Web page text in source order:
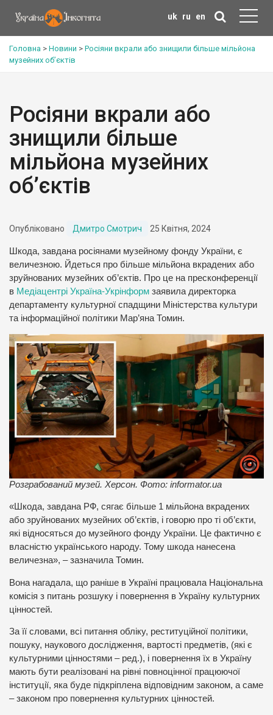
uk ru en
Головна > Новини > Росіяни вкрали або знищили більше мільйона
музейних об’єктів
Росіяни вкрали або
знищили більше
мільйона музейних
об’єктів
Опубліковано Дмитро Смотрич 25 Квітня, 2024
Шкода, завдана росіянами музейному фонду України, є
величезною. Йдеться про більше мільйона вкрадених або
зруйнованих музейних об’єктів. Про це на пресконференції
в Медіацентрі Україна-Укрінформ заявила директорка
департаменту культурної спадщини Міністерства культури
та інформаційної політики Мар’яна Томин.
Розграбований музей. Херсон. Фото: informator.ua
«Шкода, завдана РФ, сягає більше 1 мільйона вкрадених
або зруйнованих музейних об’єктів, і говорю про ті об’єкти,
які відносяться до музейного фонду України. Це фактично є
власністю українського народу. Тому шкода нанесена
величезна», – зазначила Томин.
Вона нагадала, що раніше в Україні працювала Національна
комісія з питань розшуку і повернення в Україну культурних
цінностей.
За її словами, всі питання обліку, реституційної політики,
пошуку, наукового дослідження, вартості предметів, (які є
культурними цінностями – ред.), і повернення їх в Україну
мають бути реалізовані на рівні повноцінної працюючої
інституції, яка буде підкріплена відповідним законом, а саме
– законом про повернення культурних цінностей.